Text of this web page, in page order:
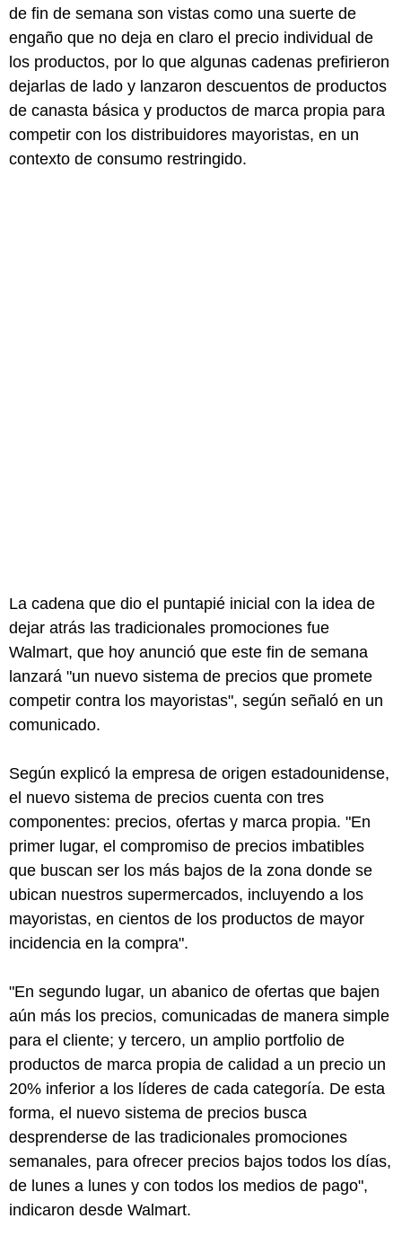
de fin de semana son vistas como una suerte de
engaño que no deja en claro el precio individual de
los productos, por lo que algunas cadenas prefirieron
dejarlas de lado y lanzaron descuentos de productos
de canasta básica y productos de marca propia para
competir con los distribuidores mayoristas, en un
contexto de consumo restringido.
La cadena que dio el puntapié inicial con la idea de
dejar atrás las tradicionales promociones fue
Walmart, que hoy anunció que este fin de semana
lanzará "un nuevo sistema de precios que promete
competir contra los mayoristas", según señaló en un
comunicado.
Según explicó la empresa de origen estadounidense,
el nuevo sistema de precios cuenta con tres
componentes: precios, ofertas y marca propia. "En
primer lugar, el compromiso de precios imbatibles
que buscan ser los más bajos de la zona donde se
ubican nuestros supermercados, incluyendo a los
mayoristas, en cientos de los productos de mayor
incidencia en la compra".
"En segundo lugar, un abanico de ofertas que bajen
aún más los precios, comunicadas de manera simple
para el cliente; y tercero, un amplio portfolio de
productos de marca propia de calidad a un precio un
20% inferior a los líderes de cada categoría. De esta
forma, el nuevo sistema de precios busca
desprenderse de las tradicionales promociones
semanales, para ofrecer precios bajos todos los días,
de lunes a lunes y con todos los medios de pago",
indicaron desde Walmart.